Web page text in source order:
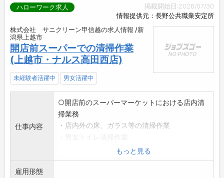
掲載開始日:2026/07/30
情報提供元：長野公共職業安定所
ハローワーク求人
株式会社 サニクリーン甲信越の求人情報 /新
潟県上越市
開店前スーパーでの清掃作業
(上越市・ナルス高田西店)
未経験者活躍中 男女活躍中
仕事内容
○開店前のスーパーマーケットにおける店内清
掃業務
・店内外の床、ガラス等の清掃作業
※基本的には掃き掃除、モップ掛けが主です
が、
もっと見る
雇用形態